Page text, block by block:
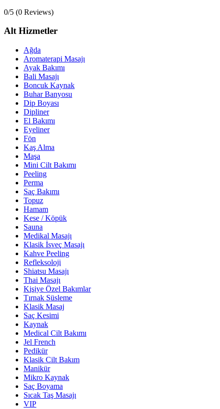
0/5 (0 Reviews)
Alt Hizmetler
Ağda
Aromaterapi Masajı
Ayak Bakımı
Bali Masajı
Boncuk Kaynak
Buhar Banyosu
Dip Boyası
Dipliner
El Bakımı
Eyeliner
Fön
Kaş Alma
Maşa
Mini Cilt Bakımı
Peeling
Perma
Saç Bakımı
Topuz
Hamam
Kese / Köpük
Sauna
Medikal Masajı
Klasik İsveç Masajı
Kahve Peeling
Refleksoloji
Shiatsu Masajı
Thai Masajı
Kişiye Özel Bakımlar
Tırnak Süsleme
Klasik Masaj
Saç Kesimi
Kaynak
Medical Cilt Bakımı
Jel French
Pedikür
Klasik Cilt Bakım
Manikür
Mikro Kaynak
Saç Boyama
Sıcak Taş Masajı
VIP